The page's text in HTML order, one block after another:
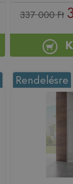
337 000 Ft
Rendelésre